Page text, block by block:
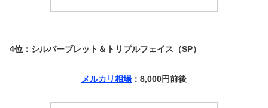
4位：シルバーブレット＆トリプルフェイス（SP）
メルカリ相場：8,000円前後